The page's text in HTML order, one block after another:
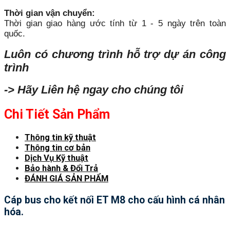
Thời gian vận chuyển:
Thời gian giao hàng ước tính từ 1 - 5 ngày trên toàn
quốc.
Luôn có chương trình hỗ trợ dự án công
trình
-> Hãy Liên hệ ngay cho chúng tôi
Chi Tiết Sản Phẩm
Thông tin kỹ thuật
Thông tin cơ bản
Dịch Vụ Kỹ thuật
Bảo hành & Đổi Trả
ĐÁNH GIÁ SẢN PHẨM
Cáp bus cho kết nối ET M8 cho cấu hình cá nhân
hóa.